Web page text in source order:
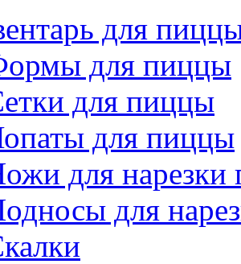
для
для пиццы
для пиццы
для пиццы
для нарезки
для